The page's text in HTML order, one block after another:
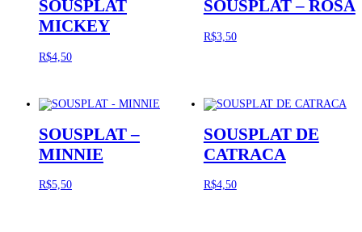
SOUSPLAT
MICKEY
R$4,50
SOUSPLAT – ROSA
R$3,50
SOUSPLAT –
MINNIE
R$5,50
SOUSPLAT DE
CATRACA
R$4,50